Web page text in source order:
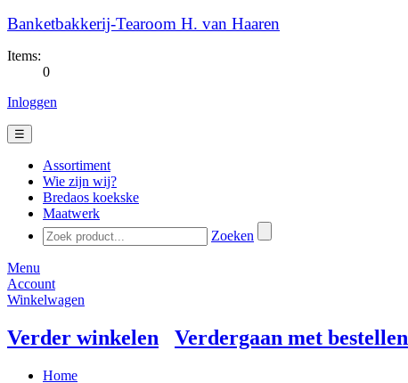
Banketbakkerij-Tearoom H. van Haaren
Items:
0
Inloggen
☰
Assortiment
Wie zijn wij?
Bredaos koekske
Maatwerk
Zoeken
Menu
Account
Winkelwagen
Verder winkelen Verdergaan met bestellen
Home